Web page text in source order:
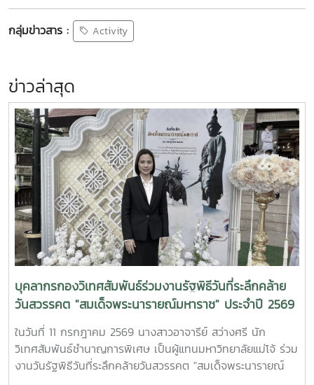
กลุ่มข่าวสาร : Activity
ข่าวล่าสุด
บุคลากรกองวิเทศสัมพันธ์ร่วมงานรัฐพิธีวันที่ระลึกคล้าย
วันสวรรคต "สมเด็จพระนารายณ์มหาราช" ประจำปี 2569
ในวันที่ 11 กรกฎาคม 2569 นางสาวอาจารีย์ สว่างศรี นัก
วิเทศสัมพันธ์ชำนาญการพิเศษ เป็นผู้แทนมหาวิทยาลัยแม่โจ้ ร่วม
งานวันรัฐพิธีวันที่ระลึกคล้ายวันสวรรคต "สมเด็จพระนารายณ์